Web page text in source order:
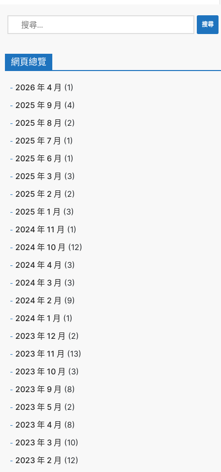
網頁總覽
2026 年 4 月 (1)
2025 年 9 月 (4)
2025 年 8 月 (2)
2025 年 7 月 (1)
2025 年 6 月 (1)
2025 年 3 月 (3)
2025 年 2 月 (2)
2025 年 1 月 (3)
2024 年 11 月 (1)
2024 年 10 月 (12)
2024 年 4 月 (3)
2024 年 3 月 (3)
2024 年 2 月 (9)
2024 年 1 月 (1)
2023 年 12 月 (2)
2023 年 11 月 (13)
2023 年 10 月 (3)
2023 年 9 月 (8)
2023 年 5 月 (2)
2023 年 4 月 (8)
2023 年 3 月 (10)
2023 年 2 月 (12)